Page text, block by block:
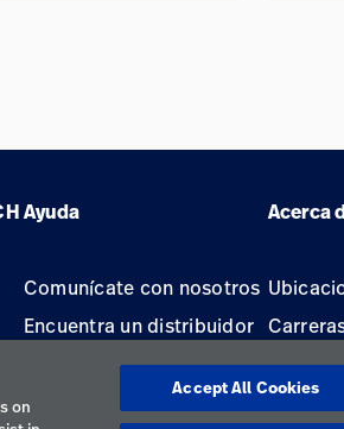
Ayuda Acerca
Comunícate con nosotros
Encuentra un distribuidor
Mantenimiento y
reparación de equipos
on
Accept All Cookies